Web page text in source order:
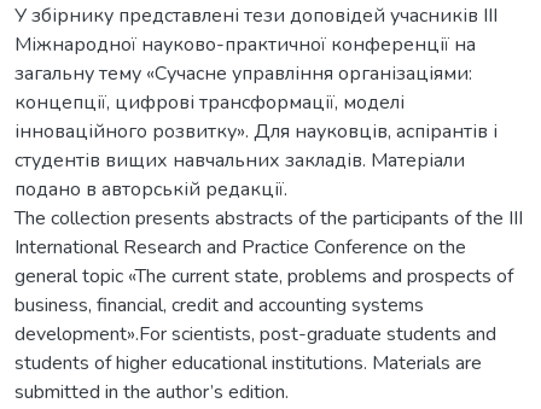
У збірнику представлені тези доповідей учасників ІIІ
Міжнародної науково-практичної конференції на
загальну тему «Сучасне управління організаціями:
концепції, цифрові трансформації, моделі
інноваційного розвитку». Для науковців, аспірантів і
студентів вищих навчальних закладів. Матеріали
подано в авторській редакції.
The collection presents abstracts of the participants of the ІІI
International Research and Practice Conference on the
general topic «The current state, problems and prospects of
business, financial, credit and accounting systems
development».For scientists, post-graduate students and
students of higher educational institutions. Materials are
submitted in the author’s edition.